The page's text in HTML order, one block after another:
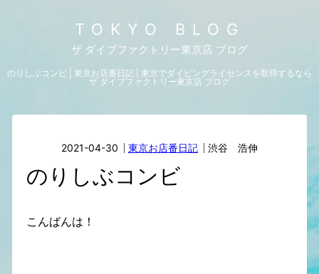
TOKYO BLOG
ザ ダイブファクトリー東京店 ブログ
のりしぶコンビ | 東京お店番日記 | 東京でダイビングライセンスを取得するなら
ザ ダイブファクトリー東京店 ブログ
2021-04-30 東京お店番日記 渋谷 浩伸
のりしぶコンビ
こんばんは！